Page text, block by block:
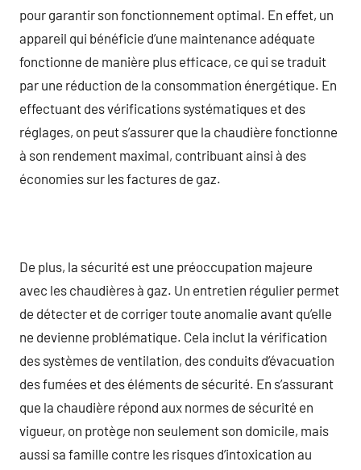
pour garantir son fonctionnement optimal. En effet, un
appareil qui bénéficie d’une maintenance adéquate
fonctionne de manière plus efficace, ce qui se traduit
par une réduction de la consommation énergétique. En
effectuant des vérifications systématiques et des
réglages, on peut s’assurer que la chaudière fonctionne
à son rendement maximal, contribuant ainsi à des
économies sur les factures de gaz.
De plus, la sécurité est une préoccupation majeure
avec les chaudières à gaz. Un entretien régulier permet
de détecter et de corriger toute anomalie avant qu’elle
ne devienne problématique. Cela inclut la vérification
des systèmes de ventilation, des conduits d’évacuation
des fumées et des éléments de sécurité. En s’assurant
que la chaudière répond aux normes de sécurité en
vigueur, on protège non seulement son domicile, mais
aussi sa famille contre les risques d’intoxication au